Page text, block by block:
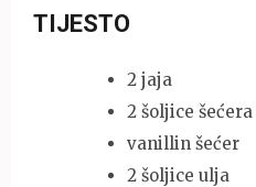
TIJESTO
2 jaja
2 šoljice šećera
vanillin šećer
2 šoljice ulja